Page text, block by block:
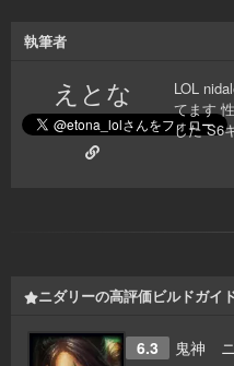
執筆者
えとな
LOL
てます
した S6
ニダリーの高評価ビルドガイ
6.3 鬼神 ニ